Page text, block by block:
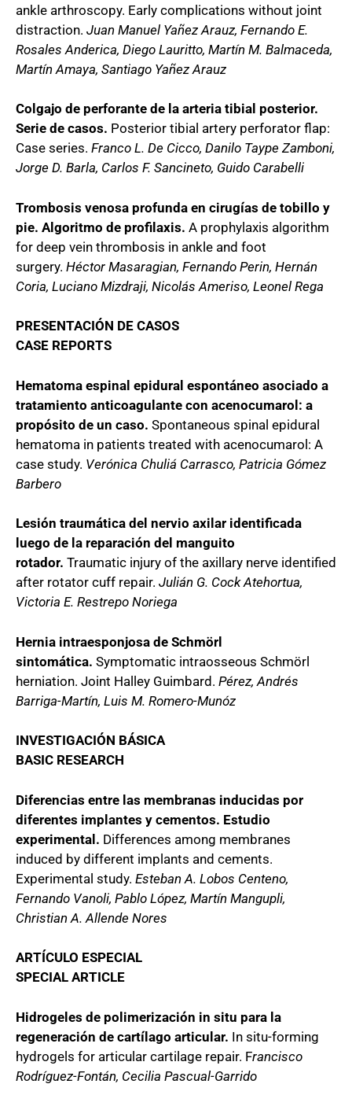
ankle arthroscopy. Early complications without joint
distraction. Juan Manuel Yañez Arauz, Fernando E.
Rosales Anderica, Diego Lauritto, Martín M. Balmaceda,
Martín Amaya, Santiago Yañez Arauz
Colgajo de perforante de la arteria tibial posterior.
Serie de casos. Posterior tibial artery perforator flap:
Case series. Franco L. De Cicco, Danilo Taype Zamboni,
Jorge D. Barla, Carlos F. Sancineto, Guido Carabelli
Trombosis venosa profunda en cirugías de tobillo y
pie. Algoritmo de profilaxis. A prophylaxis algorithm
for deep vein thrombosis in ankle and foot
surgery. Héctor Masaragian, Fernando Perin, Hernán
Coria, Luciano Mizdraji, Nicolás Ameriso, Leonel Rega
PRESENTACIÓN DE CASOS
CASE REPORTS
Hematoma espinal epidural espontáneo asociado a
tratamiento anticoagulante con acenocumarol: a
propósito de un caso. Spontaneous spinal epidural
hematoma in patients treated with acenocumarol: A
case study. Verónica Chuliá Carrasco, Patricia Gómez
Barbero
Lesión traumática del nervio axilar identificada
luego de la reparación del manguito
rotador. Traumatic injury of the axillary nerve identified
after rotator cuff repair. Julián G. Cock Atehortua,
Victoria E. Restrepo Noriega
Hernia intraesponjosa de Schmörl
sintomática. Symptomatic intraosseous Schmörl
herniation. Joint Halley Guimbard. Pérez, Andrés
Barriga-Martín, Luis M. Romero-Munóz
INVESTIGACIÓN BÁSICA
BASIC RESEARCH
Diferencias entre las membranas inducidas por
diferentes implantes y cementos. Estudio
experimental. Differences among membranes
induced by different implants and cements.
Experimental study. Esteban A. Lobos Centeno,
Fernando Vanoli, Pablo López, Martín Mangupli,
Christian A. Allende Nores
ARTÍCULO ESPECIAL
SPECIAL ARTICLE
Hidrogeles de polimerización in situ para la
regeneración de cartílago articular. In situ-forming
hydrogels for articular cartilage repair. Francisco
Rodríguez-Fontán, Cecilia Pascual-Garrido